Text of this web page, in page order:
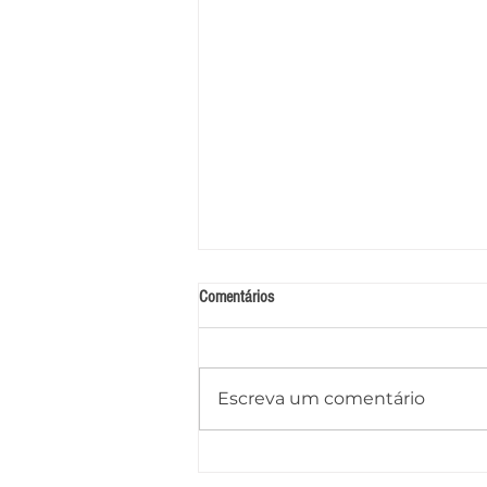
Comentários
Escreva um comentário